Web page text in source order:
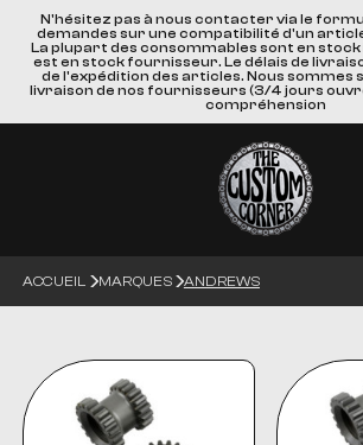
N'hésitez pas à nous contacter via le
demandes sur une compatibilité d'un
La plupart des consommables sont en
est en stock fournisseur. Le délais de
de l'expédition des articles. Nous sommes
livraison de nos fournisseurs (3/4 jours
compréhension
ACCUEIL MARQUES ANDREWS